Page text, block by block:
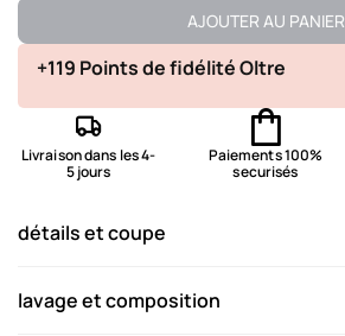
AJOUTER AU PANIER
+119 Points de fidélité Oltre
Livraison dans les 4-
5 jours
Paiements 100%
securisés
détails et coupe
lavage et composition